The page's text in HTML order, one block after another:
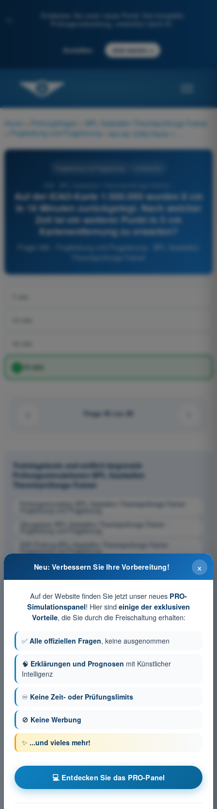
Entdecken Sie unser neues Portal: Ihre komplette
Prüfungsvorbereitung, unterstützt durch KI.
Anmelden Jetzt starten
Home Prüfungsfragen
BPL Gasballon Theorieprüfungs-Trainer
Flugleistung und Flugplanung
Auf der ICAO-Karte 1:500.000 wurden 8 cm
in 16 Minuten zurückgelegt. Nach welcher
Zeit ist ein weiterer Punkt in 5 cm
Kartenentfernung zu erwarten?
Frage 356 - Flugleistung und Flugplanung - BPL Gasballon
10 min
Frage 40 von 80
Trainingstests und zeitlich begrenzte
Prüfungssimulationen BPL Gasballon
Theorieprüfungs-Trainer
Prüfungssimulation BPL Gasballon Theorieprüfungs-Trainer -
Übungsquiz BPL Gasballon Theorieprüfungs-Trainer -
PDF-Prüfung BPL Gasballon Theorieprüfungs-Trainer -
×
Neu: Verbessern Sie Ihre Vorbereitung!
Auf der Website finden Sie jetzt unser neues PRO-
Simulationspanel! Hier sind einige der exklusiven
Vorteile, die Sie durch die Freischaltung erhalten:
✅ Alle offiziellen Fragen, keine ausgenommen
🧠 Erklärungen und Prognosen mit Künstlicher
Intelligenz
♾️ Keine Zeit- oder Prüfungslimits
🚫 Keine Werbung
✨ ...und vieles mehr!
💻 Entdecken Sie das PRO-Panel